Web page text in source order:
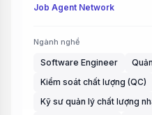
Job Agent Network
Ngành nghề
Software Engineer
Kiểm soát chất lượng (QC)
Kỹ sư quản lý chất lượng